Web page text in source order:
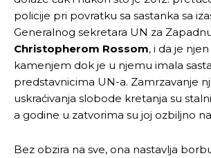
[wpuf_form id=”7463”]
[wpuf_form id=”7463”]
policije pri povratku sa sastanka sa
Generalnog sekretara UN za
Christopherom Rossom, i da je
kamenjem dok je u njemu imala
predstavnicima UN-a. Zamrzavanje
uskraćivanja slobode kretanja su
a godine u zatvorima su joj ozbiljno
Bez obzira na sve, ona nastavlja